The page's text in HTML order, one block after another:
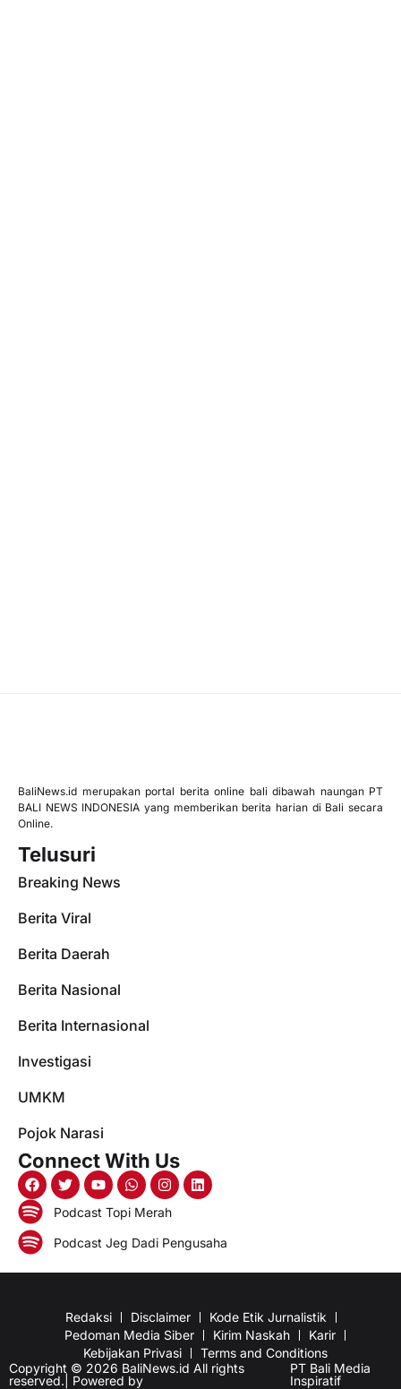
BaliNews.id merupakan portal berita online bali dibawah naungan PT
BALI NEWS INDONESIA yang memberikan berita harian di Bali secara
Online.
Telusuri
Breaking News
Berita Viral
Berita Daerah
Berita Nasional
Berita Internasional
Investigasi
UMKM
Pojok Narasi
Connect With Us
Podcast Topi Merah
Podcast Jeg Dadi Pengusaha
Redaksi Disclaimer
Kode Etik Jurnalistik
Pedoman Media Siber
Kirim Naskah
Karir
Kebijakan Privasi
Terms and Conditions
Copyright © 2026 BaliNews.id All rights
reserved.| Powered by
PT Bali Media
Inspiratif